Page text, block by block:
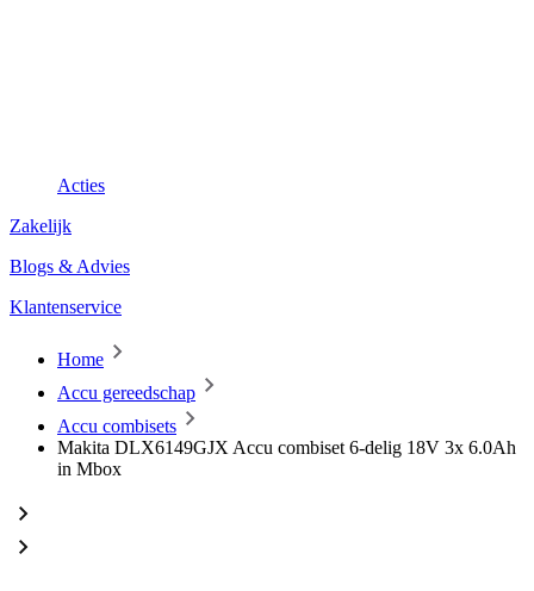
Acties
Zakelijk
Blogs & Advies
Klantenservice
Home
Accu gereedschap
Accu combisets
Makita DLX6149GJX Accu combiset 6-delig 18V 3x 6.0Ah
in Mbox